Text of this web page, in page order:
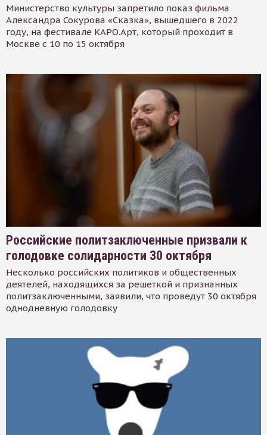
Министерство культуры запретило показ фильма
Александра Сокурова «Сказка», вышедшего в 2022
году, на фестивале КАРО.Арт, который проходит в
Москве с 10 по 15 октября
Российские политзаключенные призвали к
голодовке солидарности 30 октября
Несколько российских политиков и общественных
деятелей, находящихся за решеткой и признанных
политзаключенными, заявили, что проведут 30 октября
однодневную голодовку